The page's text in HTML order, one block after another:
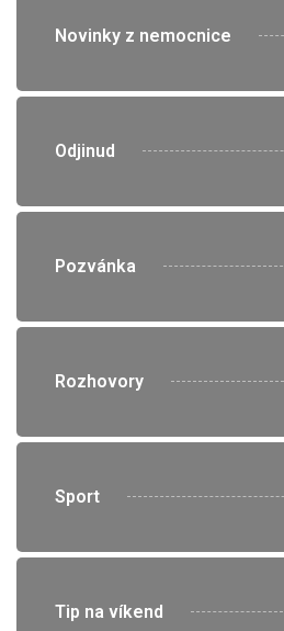
Novinky z nemocnice
Odjinud
Pozvánka
Rozhovory
Sport
Tip na víkend